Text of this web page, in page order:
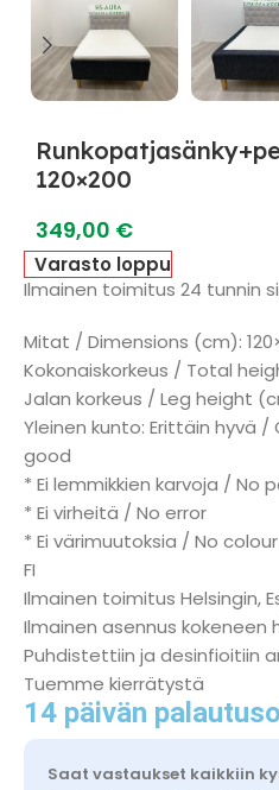
120×200
349,00 €
Varasto loppu
Ilmainen toimitus 24 tunnin
Mitat / Dimensions (cm):
Kokonaiskorkeus / Total
Jalan korkeus / Leg height
Yleinen kunto: Erittäin hyvä
good
* Ei lemmikkien karvoja / No
* Ei virheitä / No error
* Ei värimuutoksia / No
FI
Ilmainen toimitus Helsingin,
Ilmainen asennus kokeneen
Puhdistettiin ja desinfioitiin
Tuemme kierrätystä
14 päivän
Saat vastaukset kaikkiin